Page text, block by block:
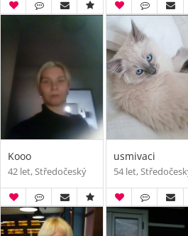
Kooo
42 let, Středočeský
usmivaci
54 let,